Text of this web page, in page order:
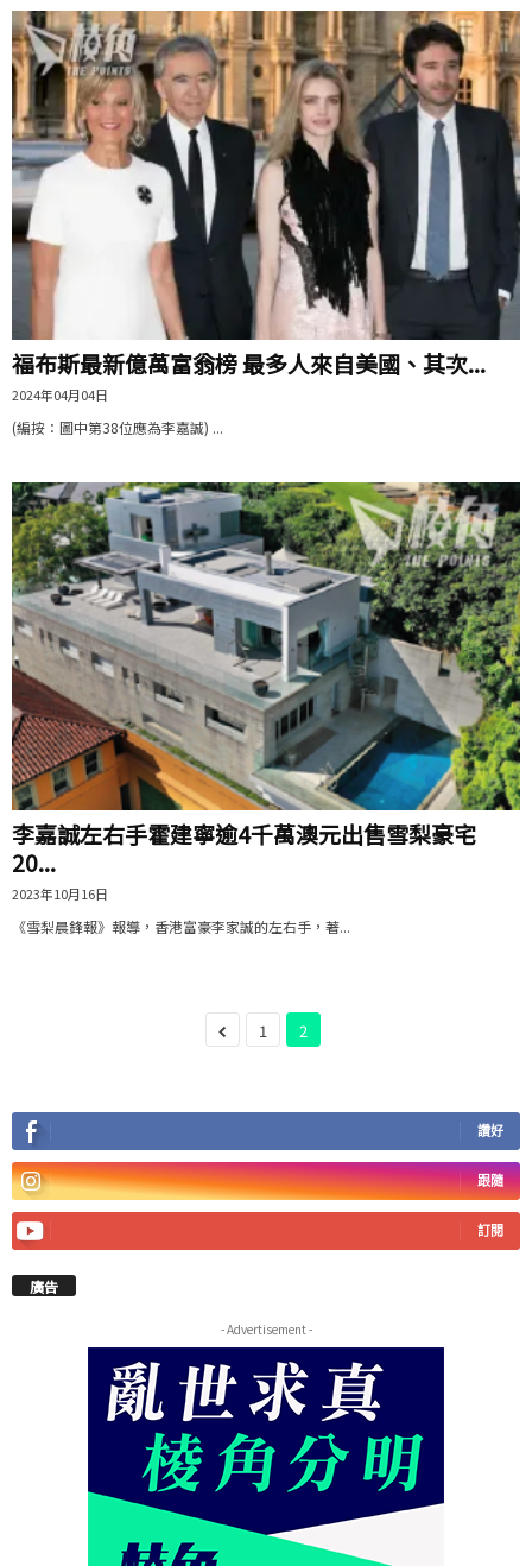
福布斯最新億萬富翁榜 最多人來自美國、其次...
2024年04月04日
(編按：圖中第38位應為李嘉誠) ...
李嘉誠左右手霍建寧逾4千萬澳元出售雪梨豪宅
20...
2023年10月16日
《雪梨晨鋒報》報導，香港富豪李家誠的左右手，著...
1 2
讚好
跟隨
訂閱
廣告
- Advertisement -